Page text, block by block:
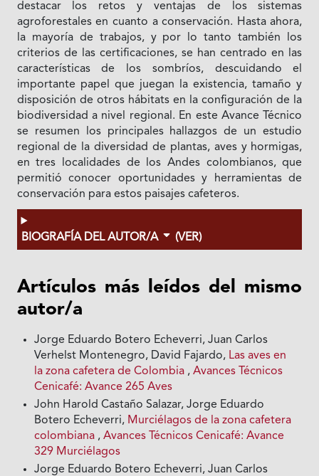
destacar los retos y ventajas de los sistemas
agroforestales en cuanto a conservación. Hasta ahora,
la mayoría de trabajos, y por lo tanto también los
criterios de las certificaciones, se han centrado en las
características de los sombríos, descuidando el
importante papel que juegan la existencia, tamaño y
disposición de otros hábitats en la configuración de la
biodiversidad a nivel regional. En este Avance Técnico
se resumen los principales hallazgos de un estudio
regional de la diversidad de plantas, aves y hormigas,
en tres localidades de los Andes colombianos, que
permitió conocer oportunidades y herramientas de
conservación para estos paisajes cafeteros.
BIOGRAFÍA DEL AUTOR/A (VER)
Artículos más leídos del mismo
autor/a
Jorge Eduardo Botero Echeverri, Juan Carlos
Verhelst Montenegro, David Fajardo, Las aves en
la zona cafetera de Colombia ,Avances Técnicos
Cenicafé: Avance 265 Aves
John Harold Castaño Salazar, Jorge Eduardo
Botero Echeverri, Murciélagos de la zona cafetera
colombiana ,Avances Técnicos Cenicafé: Avance
329 Murciélagos
Jorge Eduardo Botero Echeverri, Juan Carlos